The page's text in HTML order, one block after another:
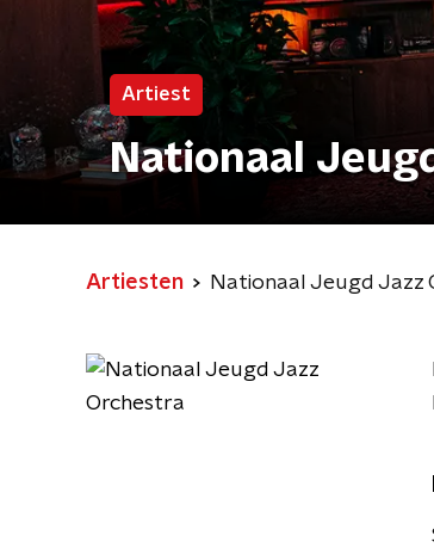
Artiest
Nationaal
Artiesten Nationaal Jeugd Jazz